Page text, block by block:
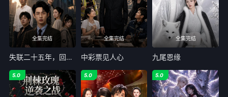
全集完结
失联二十五年，回归竟成全球巨富
全集完结
中彩票见人心
全集完结
九尾恩缘
5.0 5.0 5.0